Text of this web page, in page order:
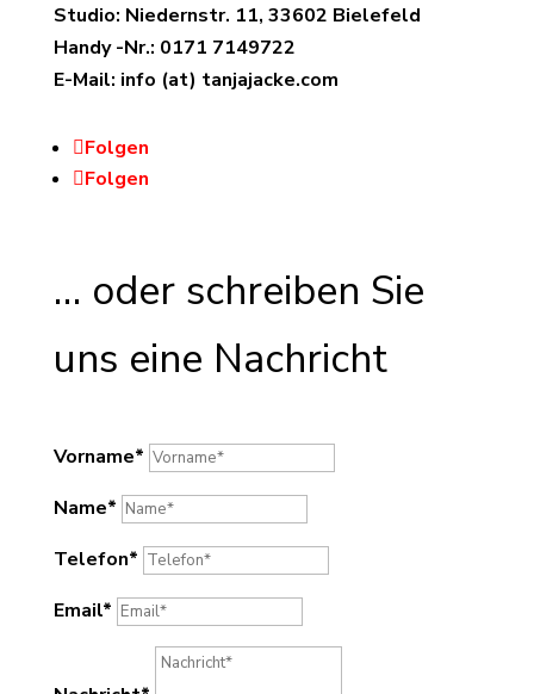
Studio: Niedernstr. 11, 33602 Bielefeld
Handy -Nr.: 0171 7149722
E-Mail: info (at) tanjajacke.com
Folgen
Folgen
… oder schreiben Sie
uns eine Nachricht
Vorname*
Name*
Telefon*
Email*